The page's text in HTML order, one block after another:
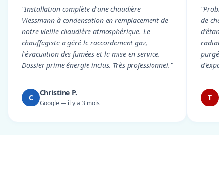
"Installation complète d'une chaudière
Viessmann à condensation en remplacement de
notre vieille chaudière atmosphérique. Le
chauffagiste a géré le raccordement gaz,
l'évacuation des fumées et la mise en service.
Dossier prime énergie inclus. Très professionnel."
C
Christine P.
Google — il y a 3 mois
de
T